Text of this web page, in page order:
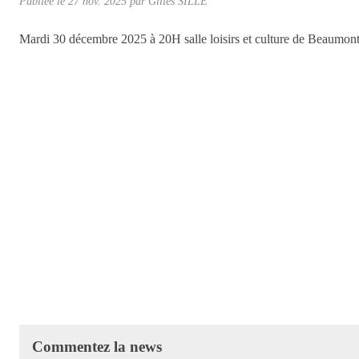
Mardi 30 décembre 2025 à 20H salle loisirs et culture de
Commentez la news